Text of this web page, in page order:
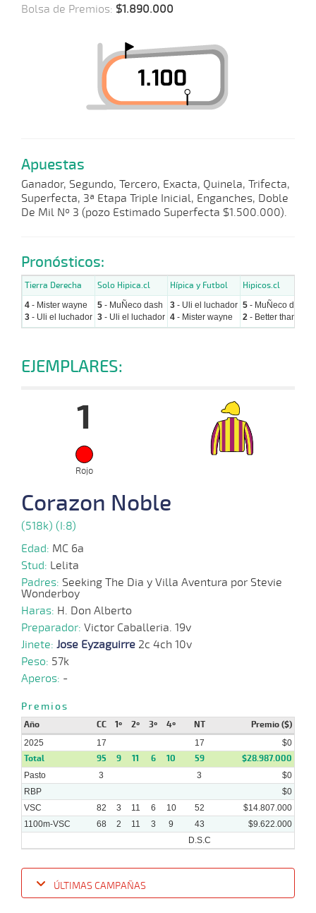
Bolsa de Premios: $1.890.000
Apuestas
Ganador, Segundo, Tercero, Exacta, Quinela, Trifecta,
Superfecta, 3ª Etapa Triple Inicial, Enganches, Doble
De Mil Nº 3 (pozo Estimado Superfecta $1.500.000).
Pronósticos:
Tierra Derecha Solo Hipica.cl Hípica y Futbol Hipicos.cl
4 - Mister wayne
3 - Uli el luchador
5 - MuÑeco dash
3 - Uli el luchador
3 - Uli el luchador
4 - Mister wayne
5 - MuÑeco dash
2 - Better than
EJEMPLARES:
1
Rojo
Corazon Noble
(518k) (I:8)
Edad: MC 6a
Stud: Lelita
Padres: Seeking The Dia y Villa Aventura por Stevie
Wonderboy
Haras: H. Don Alberto
Preparador: Victor Caballeria. 19v
Jinete: Jose Eyzaguirre 2c 4ch 10v
Peso: 57k
Aperos: -
Premios
Año CC 1º 2º 3º 4º NT Premio ($)
2025 17 17 $0
Total 95 9 11 6 10 59 $28.987.000
Pasto 3 3
$0
RBP
$0
VSC
82 3 11 6 10 52
$14.807.000
1100m-VSC
68 2 11 3 9 43
$9.622.000
D.S.C
ÚLTIMAS CAMPAÑAS